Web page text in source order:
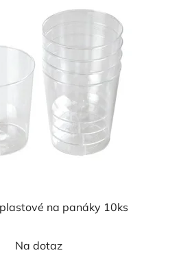
na panáky 10ks
Na dotaz